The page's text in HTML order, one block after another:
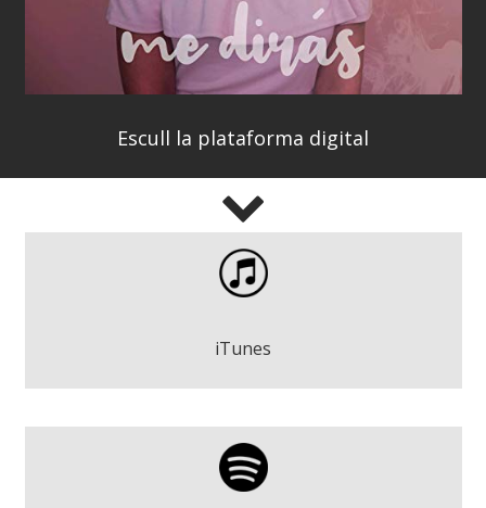
Escull la plataforma digital
iTunes
Me Dirás - Dàhlia Duran
Me Dirás - Dàhlia Duran